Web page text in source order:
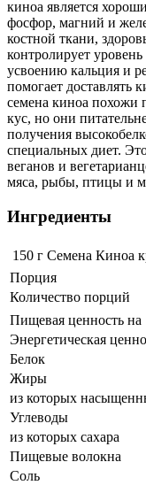
киноа является
фосфор, магний и
костной ткани,
контролирует
усвоению кальция и
помогает доставлять
семена киноа похожи
кус, но они
получения
специальных диет.
веганов и
мяса, рыбы, птицы и
Ингредиенты
150 г Семена Киноа
Порция
Количество порций
Пищевая ценность на
Энергетическая
Белок
Жиры
из которых
Углеводы
из которых сахара
Пищевые волокна
Соль